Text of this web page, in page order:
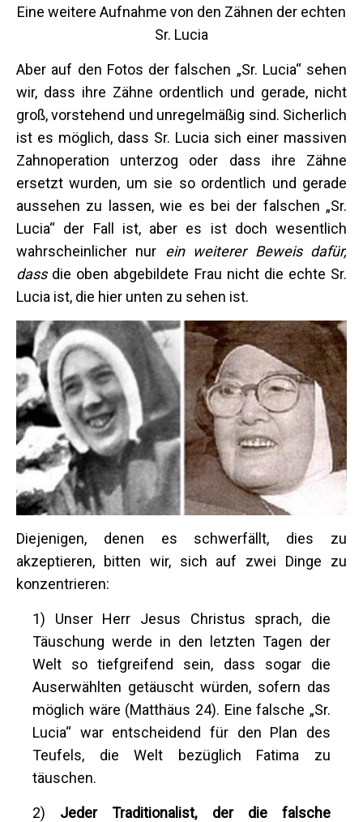
Eine weitere Aufnahme von den Zähnen der echten
Sr. Lucia
Aber auf den Fotos der falschen „Sr. Lucia“ sehen
wir, dass ihre Zähne ordentlich und gerade, nicht
groß, vorstehend und unregelmäßig sind. Sicherlich
ist es möglich, dass Sr. Lucia sich einer massiven
Zahnoperation unterzog oder dass ihre Zähne
ersetzt wurden, um sie so ordentlich und gerade
aussehen zu lassen, wie es bei der falschen „Sr.
Lucia“ der Fall ist, aber es ist doch wesentlich
wahrscheinlicher nur ein weiterer Beweis dafür,
dass die oben abgebildete Frau nicht die echte Sr.
Lucia ist, die hier unten zu sehen ist.
Diejenigen, denen es schwerfällt, dies zu
akzeptieren, bitten wir, sich auf zwei Dinge zu
konzentrieren:
1) Unser Herr Jesus Christus sprach, die
Täuschung werde in den letzten Tagen der
Welt so tiefgreifend sein, dass sogar die
Auserwählten getäuscht würden, sofern das
möglich wäre (Matthäus 24). Eine falsche „Sr.
Lucia“ war entscheidend für den Plan des
Teufels, die Welt bezüglich Fatima zu
täuschen.
2) Jeder Traditionalist, der die falsche